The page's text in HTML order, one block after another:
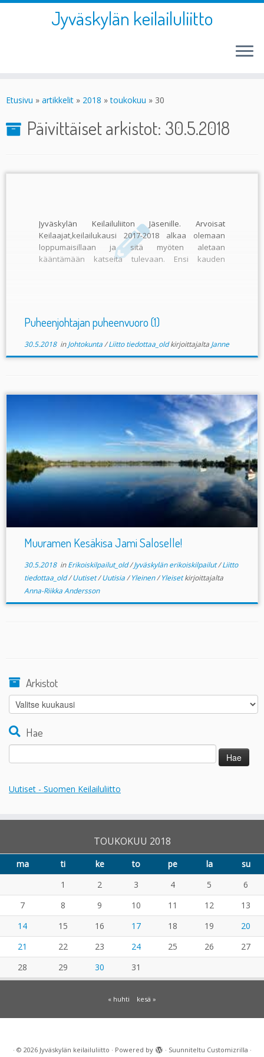
to
Jyväskylän keilailuliitto
Etusivu » artikkelit » 2018 » toukokuu » 30
Päivittäiset arkistot: 30.5.2018
Jyväskylän Keilailuliiton Jäsenille. Arvoisat
Keilaajat,keilailukausi 2017-2018 alkaa olemaan
loppumaisillaan ja sitä myöten aletaan
kääntämään katseita tulevaan. Ensi kauden
Puheenjohtajan puheenvuoro (1)
30.5.2018inJohtokunta/Liitto tiedottaa_oldkirjoittajalta Janne
Muuramen Kesäkisa Jami Saloselle!
30.5.2018inErikoiskilpailut_old/Jyväskylän erikoiskilpailut/Liitto
tiedottaa_old/Uutiset/Uutisia/Yleinen/Yleisetkirjoittajalta
Anna-Riikka Andersson
Arkistot
Arkistot
Hae
Haku:
Uutiset - Suomen Keilailuliitto
TOUKOKUU 2018
ma ti ke to pe la
su
1
2 3 4 5
6
7
8 9 10 11 12
13
14
15 16 17 18 19
20
21
22 23 24 25 26
27
28
29 30 31
« huhti kesä »
· © 2026 Jyväskylän keilailuliitto · Powered by · Suunniteltu Customizrilla ·